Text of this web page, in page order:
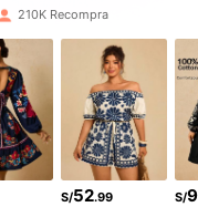
210K Recompra
S/52.99 S/